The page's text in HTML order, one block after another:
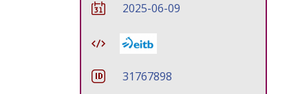
2025-06-09
31767898